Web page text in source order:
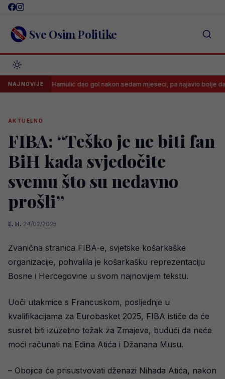
Skip
content Sve Osim Politike
NAJNOVIJE
Said Hamulić dao gol nakon sedam mjeseci, pa najavio bolje dane
AKTUELNO
FIBA: “Teško je ne biti fan
BiH kada svjedočite
svemu što su nedavno
prošli”
E. H.·24/02/2025
Zvanična stranica FIBA-e, svjetske košarkaške
organizacije, pohvalila je košarkašku reprezentaciju
Bosne i Hercegovine u svom najnovijem tekstu.
Uoči utakmice s Francuskom, posljednje u
kvalifikacijama za Eurobasket 2025, FIBA ističe da će
susret biti izuzetno težak za Zmajeve, budući da neće
moći računati na Edina Atića i Džanana Musu.
– Obojica će prisustvovati dženazi Nihada Atića, nakon